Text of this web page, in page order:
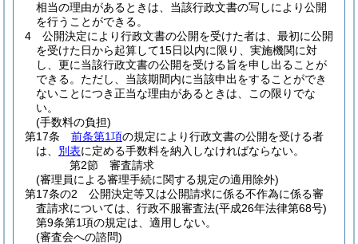
相当の理由があるときは、当該行政文書の写しにより公開
を行うことができる。
4
公開決定により行政文書の公開を受けた者は、最初に公開
を受けた日から起算して15日以内に限り、実施機関に対
し、更に当該行政文書の公開を受ける旨を申し出ることが
できる。 ただし、当該期間内に当該申出をすることができ
ないことにつき正当な理由があるときは、この限りでな
い。
(手数料の負担)
第17条
前条第1項の規定により行政文書の公開を受ける者
は、 別表に定める手数料を納入しなければならない。
第2節
審査請求
(審理員による審理手続に関する規定の適用除外)
第17条の2
公開決定等又は公開請求に係る不作為に係る審
査請求については、行政不服審査法(平成26年法律第68号)
第9条第1項の規定は、適用しない。
(審査会への諮問)